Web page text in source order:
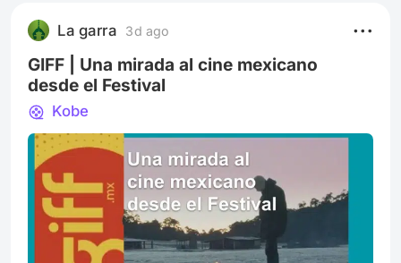
La garra 3d ago
GIFF | Una mirada al cine mexicano
desde el Festival
Kobe